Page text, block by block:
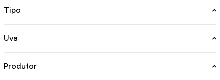
Tipo
Uva
Produtor